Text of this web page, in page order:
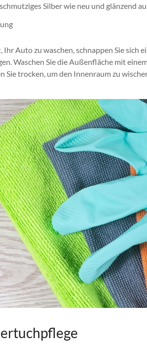
Silber wie neu und glänzend
Ihr Auto zu waschen, schnappen Sie sich
Waschen Sie die Außenfläche mit
Sie trocken, um den Innenraum zu